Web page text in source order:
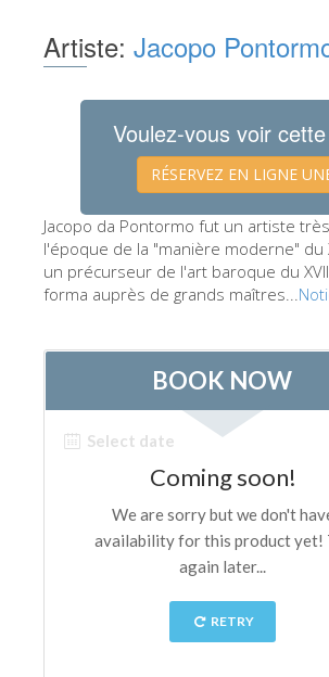
Les Artistes
Les autres Musées
Le Musée national du
La Galerie Palatine
Les Chapelles Médicis
Le Jardin de Boboli
La tour d'Arnolfo
Le Corridor de Vasari
Le Palazzo Vecchio
Santa Maria Novella
Artiste: Jacopo
Voulez-vous voir
RÉSERVEZ EN LIGNE
Jacopo da Pontormo fut un artiste
l'époque de la "manière moderne" du
un précurseur de l'art baroque du
forma auprès de grands maîtres...